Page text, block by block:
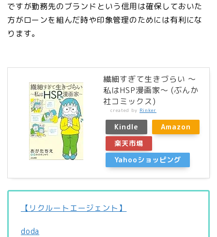
ですが勤務先のブランドという信用は確保しておいた
方がローンを組んだ時や印象管理のためには有利にな
ります。
繊細すぎて生きづらい ～
私はHSP漫画家～ (ぶんか
社コミックス)
created by Rinker
Kindle
Amazon
楽天市場
Yahooショッピング
【リクルートエージェント】
doda